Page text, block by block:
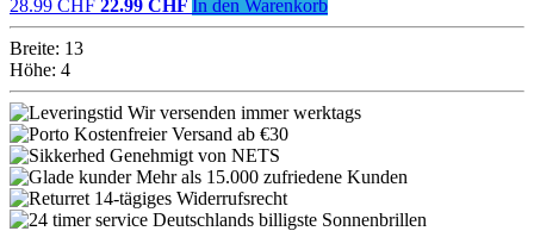
28.99 CHF 22.99 CHF In den Warenkorb
Breite: 13
Höhe: 4
Wir versenden immer werktags
Kostenfreier Versand ab €30
Genehmigt von NETS
Mehr als 15.000 zufriedene Kunden
14-tägiges Widerrufsrecht
Deutschlands billigste Sonnenbrillen